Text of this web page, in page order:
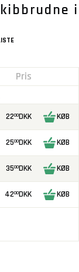
i
Pris
2200DKK KØB
2500DKK KØB
3500DKK KØB
4200DKK KØB